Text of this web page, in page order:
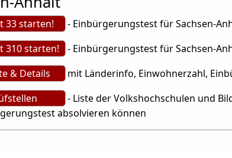
33 starten!
- Einbürgerungstest für Sachsen-
310 starten!
- Einbürgerungstest für Sachsen-
& Details
mit Länderinfo, Einwohnerzahl,
- Liste der Volkshochschulen und
absolvieren können